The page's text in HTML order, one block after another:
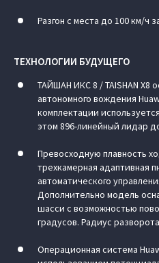
Разгон с места до 100 км/ч
ТЕХНОЛОГИИ БУДУЩЕГО
ТАЙШАН ИКС 8 / TAISHAN X8
автономного вождения
комплектации
этом 896-линейный лидар
Превосходную плавность
трехкамерная адаптивная
автоматического
Дополнительно модель
шасси с возможностью
градусов. Радиус
Операционная система